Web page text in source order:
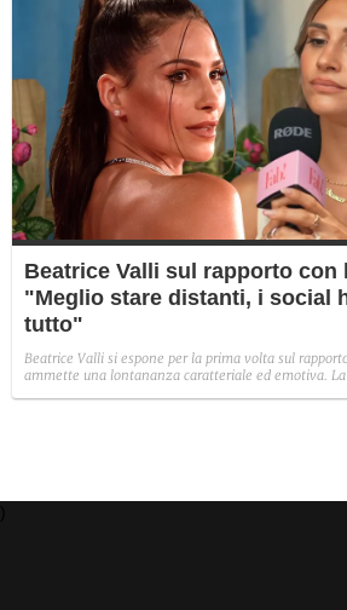
Beatrice Valli sul rapporto
"Meglio stare distanti, i social
tutto"
Beatrice Valli si espone per la prima volta sul
ammette una lontananza caratteriale ed emotiva.